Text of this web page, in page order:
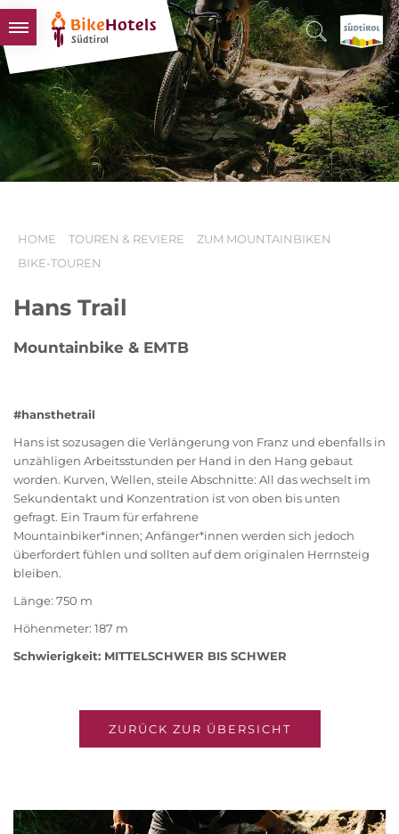
BIKEHOTELS
HOTELS & PAKETE
TOUREN & REVIERE
SÜDTIROL & WIR
HOME TOUREN & REVIERE
ZUM MOUNTAINBIKEN
BIKE-TOUREN
Hans Trail
Mountainbike & EMTB
#hansthetrail
Hans ist sozusagen die Verlängerung von Franz und ebenfalls in
unzähligen Arbeitsstunden per Hand in den Hang gebaut
worden. Kurven, Wellen, steile Abschnitte: All das wechselt im
Sekundentakt und Konzentration ist von oben bis unten
gefragt. Ein Traum für erfahrene
Mountainbiker*innen; Anfänger*innen werden sich jedoch
überfordert fühlen und sollten auf dem originalen Herrnsteig
bleiben.
Länge: 750 m
Höhenmeter: 187 m
Schwierigkeit: MITTELSCHWER BIS SCHWER
ZURÜCK ZUR ÜBERSICHT